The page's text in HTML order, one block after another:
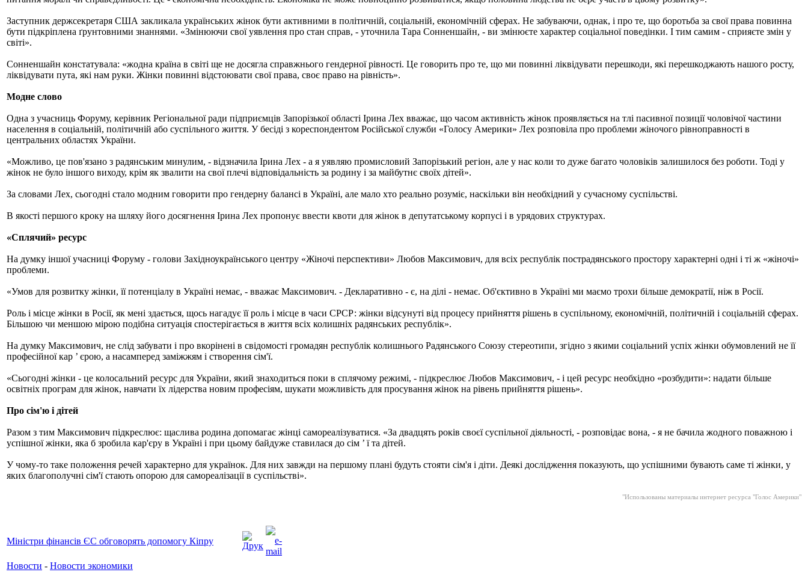
Заступник держсекретаря США закликала українських жінок бути активними в політичній, соціальній, економічній сферах. Не забуваючи, однак, і про те, що боротьба за свої права повинна
бути підкріплена ґрунтовними знаннями. «Змінюючи свої уявлення про стан справ, - уточнила Тара Сонненшайн, - ви змінюєте характер соціальної поведінки. І тим самим - сприяєте змін у
світі».
Сонненшайн констатувала: «жодна країна в світі ще не досягла справжнього гендерної рівності. Це говорить про те, що ми повинні ліквідувати перешкоди, які перешкоджають нашого росту,
ліквідувати пута, які нам руки. Жінки повинні відстоювати свої права, своє право на рівність».
Модне слово
Одна з учасниць Форуму, керівник Регіональної ради підприємців Запорізької області Ірина Лех вважає, що часом активність жінок проявляється на тлі пасивної позиції чоловічої частини
населення в соціальній, політичній або суспільного життя. У бесіді з кореспондентом Російської служби «Голосу Америки» Лех розповіла про проблеми жіночого рівноправності в
центральних областях України.
«Можливо, це пов'язано з радянським минулим, - відзначила Ірина Лех - а я уявляю промисловий Запорізький регіон, але у нас коли то дуже багато чоловіків залишилося без роботи. Тоді у
жінок не було іншого виходу, крім як звалити на свої плечі відповідальність за родину і за майбутнє своїх дітей».
За словами Лех, сьогодні стало модним говорити про гендерну балансі в Україні, але мало хто реально розуміє, наскільки він необхідний у сучасному суспільстві.
В якості першого кроку на шляху його досягнення Ірина Лех пропонує ввести квоти для жінок в депутатському корпусі і в урядових структурах.
«Сплячий» ресурс
На думку іншої учасниці Форуму - голови Західноукраїнського центру «Жіночі перспективи» Любов Максимович, для всіх республік пострадянського простору характерні одні і ті ж «жіночі»
проблеми.
«Умов для розвитку жінки, її потенціалу в Україні немає, - вважає Максимович. - Декларативно - є, на ділі - немає. Об'єктивно в Україні ми маємо трохи більше демократії, ніж в Росії.
Роль і місце жінки в Росії, як мені здається, щось нагадує її роль і місце в часи СРСР: жінки відсунуті від процесу прийняття рішень в суспільному, економічній, політичній і соціальній сферах.
Більшою чи меншою мірою подібна ситуація спостерігається в життя всіх колишніх радянських республік».
На думку Максимович, не слід забувати і про вкорінені в свідомості громадян республік колишнього Радянського Союзу стереотипи, згідно з якими соціальний успіх жінки обумовлений не її
професійної кар ’ єрою, а насамперед заміжжям і створення сім'ї.
«Сьогодні жінки - це колосальний ресурс для України, який знаходиться поки в сплячому режимі, - підкреслює Любов Максимович, - і цей ресурс необхідно «розбудити»: надати більше
освітніх програм для жінок, навчати їх лідерства новим професіям, шукати можливість для просування жінок на рівень прийняття рішень».
Про сім'ю і дітей
Разом з тим Максимович підкреслює: щаслива родина допомагає жінці самореалізуватися. «За двадцять років своєї суспільної діяльності, - розповідає вона, - я не бачила жодного поважною і
успішної жінки, яка б зробила кар'єру в Україні і при цьому байдуже ставилася до сім ’ ї та дітей.
У чому-то таке положення речей характерно для українок. Для них завжди на першому плані будуть стояти сім'я і діти. Деякі дослідження показують, що успішними бувають саме ті жінки, у
яких благополучні сім'ї стають опорою для самореалізації в суспільстві».
"Использованы материалы интернет ресурса "Голос Америки"
Міністри фінансів ЄС обговорять допомогу Кіпру
Новости - Новости экономики